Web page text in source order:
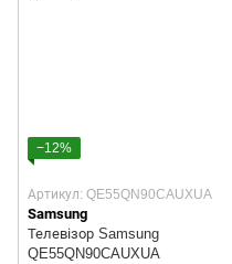
−12%
Артикул: QE55QN90CAUXUA
Samsung
Телевізор Samsung
QE55QN90CAUXUA